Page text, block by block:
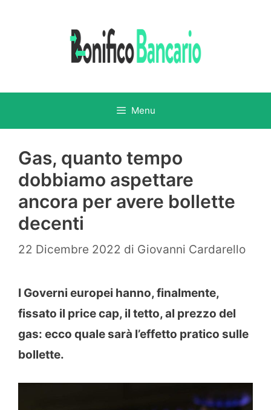
Menu
Gas, quanto tempo
dobbiamo aspettare
ancora per avere bollette
decenti
22 Dicembre 2022 di Giovanni Cardarello
I Governi europei hanno, finalmente,
fissato il price cap, il tetto, al prezzo del
gas: ecco quale sarà l’effetto pratico sulle
bollette.